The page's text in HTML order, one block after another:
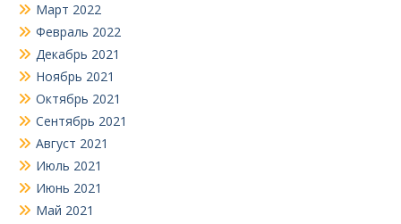
Март 2022
Февраль 2022
Декабрь 2021
Ноябрь 2021
Октябрь 2021
Сентябрь 2021
Август 2021
Июль 2021
Июнь 2021
Май 2021